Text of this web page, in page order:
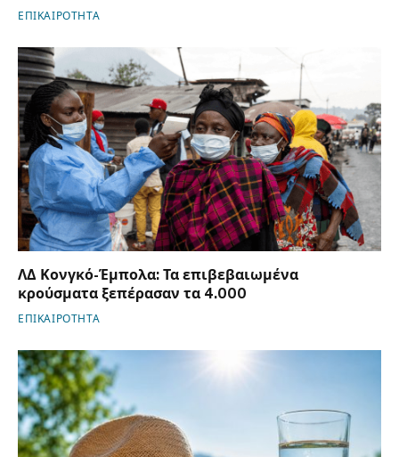
ΕΠΙΚΑΙΡΟΤΗΤΑ
ΛΔ Κονγκό-Έμπολα: Τα επιβεβαιωμένα
κρούσματα ξεπέρασαν τα 4.000
ΕΠΙΚΑΙΡΟΤΗΤΑ